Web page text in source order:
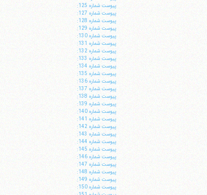
پيوست شماره 125:
پيوست شماره 127:
پيوست شماره 128:
پيوست شماره 129:
پيوست شماره 130:
پيوست شماره 131:
پيوست شماره 132:
پيوست شماره 133:
پيوست شماره 134:
پيوست شماره 135:
پيوست شماره 136:
پيوست شماره 137:
پيوست شماره 138:
پيوست شماره 139:
پيوست شماره 140:
پيوست شماره 141:
پيوست شماره 142:
پيوست شماره 143:
پيوست شماره 144:
پيوست شماره 145:
پيوست شماره 146:
پيوست شماره 147:
پيوست شماره 148:
پيوست شماره 149:
پيوست شماره 150: